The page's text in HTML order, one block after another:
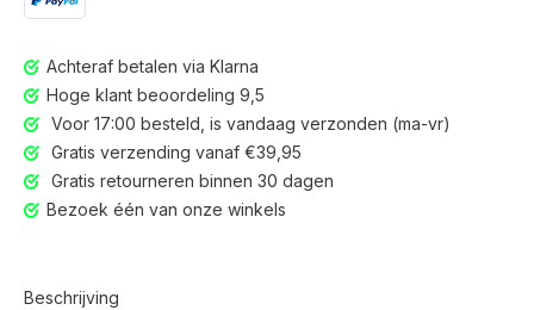
Achteraf betalen via Klarna
Hoge klant beoordeling 9,5
Voor 17:00 besteld, is vandaag verzonden (ma-vr)
Gratis verzending vanaf €39,95
Gratis retourneren binnen 30 dagen
Bezoek één van onze winkels
Beschrijving